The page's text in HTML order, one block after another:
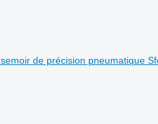
semoir de précision pneumatique